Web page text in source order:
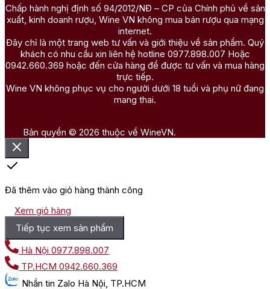
Chấp hành nghị định số 94/2012/NĐ – CP của Chính phủ về sản
xuất, kinh doanh rượu, Wine VN không mua bán rượu qua mạng
internet.
Đây chỉ là một trang web tư vấn và giới thiệu về sản phẩm. Quý
khách có nhu cầu xin liên hệ hotline 0977.898.007 Hoặc
0942.660.369 hoặc đến cửa hàng để được tư vấn và mua hàng
trực tiếp.
Wine VN không phục vụ cho người dưới 18 tuổi và phụ nữ đang
mang thai.
Bản quyền © 2026 thuộc về WineVN.
Đã thêm vào giỏ hàng thành công
Xem giỏ hàng
Tiếp tục xem sản phẩm
Hà Nội 0977.898.007
TP.HCM 0942.660.369
Nhắn tin Zalo Hà Nội, TP.HCM